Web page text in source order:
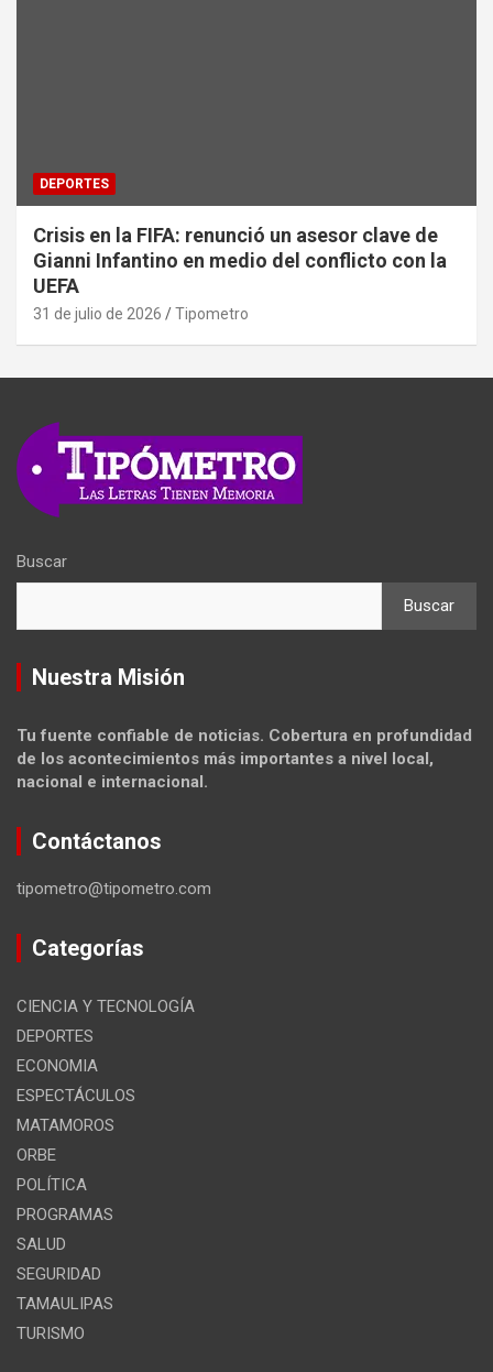
DEPORTES
Crisis en la FIFA: renunció un asesor clave de
Gianni Infantino en medio del conflicto con la
UEFA
31 de julio de 2026 Tipometro
Buscar
Buscar
Nuestra Misión
Tu fuente confiable de noticias. Cobertura en profundidad
de los acontecimientos más importantes a nivel local,
nacional e internacional.
Contáctanos
tipometro@tipometro.com
Categorías
CIENCIA Y TECNOLOGÍA
DEPORTES
ECONOMIA
ESPECTÁCULOS
MATAMOROS
ORBE
POLÍTICA
PROGRAMAS
SALUD
SEGURIDAD
TAMAULIPAS
TURISMO